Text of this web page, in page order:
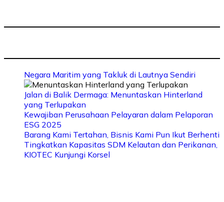
Negara Maritim yang Takluk di Lautnya Sendiri
Jalan di Balik Dermaga: Menuntaskan Hinterland
yang Terlupakan
Kewajiban Perusahaan Pelayaran dalam Pelaporan
ESG 2025
Barang Kami Tertahan, Bisnis Kami Pun Ikut Berhenti
Tingkatkan Kapasitas SDM Kelautan dan Perikanan,
KIOTEC Kunjungi Korsel